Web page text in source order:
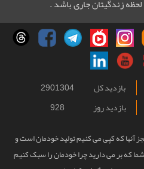
زندگیتان جاری باشد .
بازدید کل
2901304
بازدید روز 928
آنها که کپی می کنیم تولید خودمان است و
که بر می دارید چرا خودمان را سبک کنیم